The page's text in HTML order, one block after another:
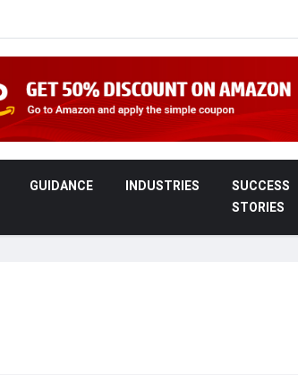
GUIDANCE INDUSTRIES
SUCCESS
STORIES